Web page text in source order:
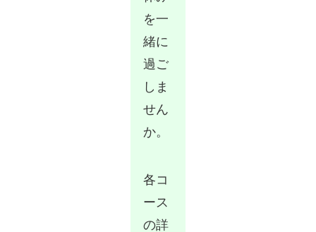
を一
緒に
過ご
しま
せん
か。
各コ
ース
の詳